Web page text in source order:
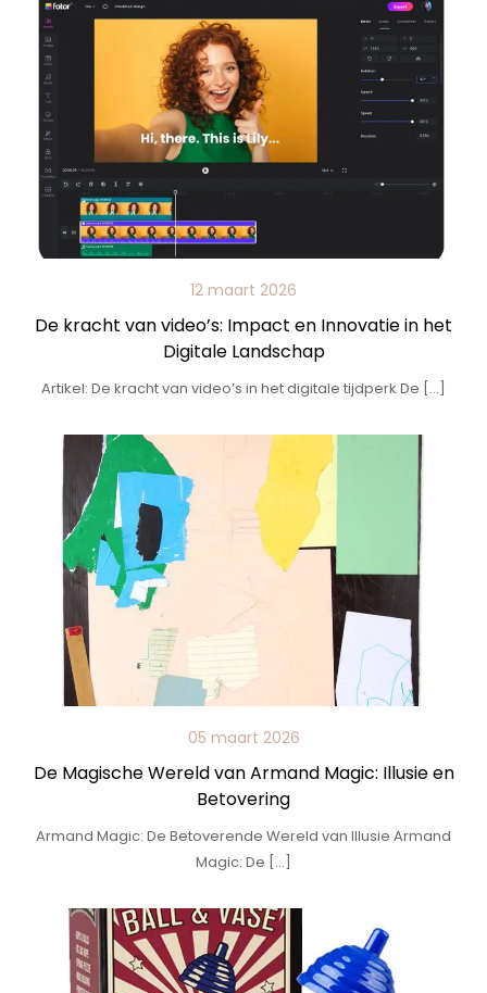
12 maart 2026
De kracht van video’s: Impact en Innovatie in het
Digitale Landschap
Artikel: De kracht van video’s in het digitale tijdperk De […]
05 maart 2026
De Magische Wereld van Armand Magic: Illusie en
Betovering
Armand Magic: De Betoverende Wereld van Illusie Armand
Magic: De […]